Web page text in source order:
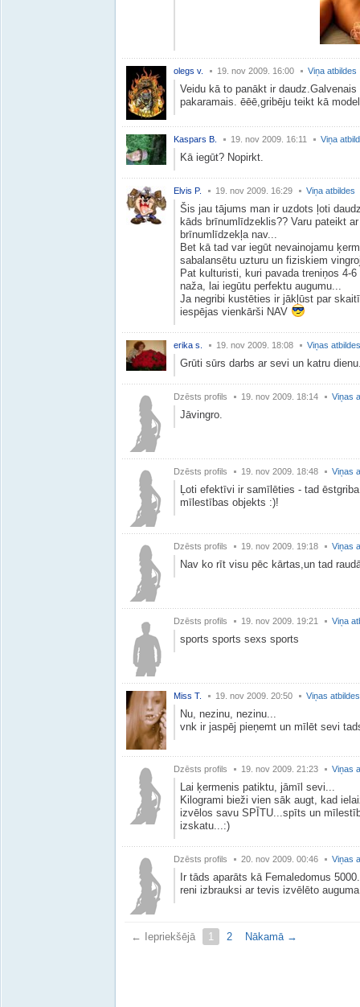
olegs v. 19. nov 2009. 16:00 Viņa atbildes
Veidu kā to panākt ir
pakaramais. ēēē,gribēju teikt kā
Kaspars B. 19. nov 2009. 16:11 Viņa
Kā iegūt? Nopirkt.
Elvis P. 19. nov 2009. 16:29 Viņa atbildes
Šis jau tājums man ir uzdots ļoti
kāds brīnumlīdzeklis?? Varu pateikt
brīnumlīdzekļa nav...
Bet kā tad var iegūt nevainojamu
sabalansētu uzturu un fiziskiem
Pat kulturisti, kuri pavada treniņos 4-
naža, lai iegūtu perfektu augumu...
Ja negribi kustēties ir jākļūst par
iespējas vienkārši NAV
erika s. 19. nov 2009. 18:08 Viņas atbildes
Grūti sūrs darbs ar sevi un katru
Dzēsts profils 19. nov 2009. 18:14 Viņas
Jāvingro.
Dzēsts profils 19. nov 2009. 18:48 Viņas
Ļoti efektīvi ir samīlēties - tad
mīlestības objekts :)!
Dzēsts profils 19. nov 2009. 19:18 Viņas
Nav ko rīt visu pēc kārtas,un tad
Dzēsts profils 19. nov 2009. 19:21 Viņa
sports sports sexs sports
Miss T. 19. nov 2009. 20:50 Viņas atbildes
Nu, nezinu, nezinu...
vnk ir jaspēj pieņemt un mīlēt sevi
Dzēsts profils 19. nov 2009. 21:23 Viņas
Lai ķermenis patiktu, jāmīl sevi...
Kilogrami bieži vien sāk augt, kad
izvēlos savu SPĪTU...spīts un
izskatu...:)
Dzēsts profils 20. nov 2009. 00:46 Viņas
Ir tāds aparāts kā Femaledomus
reni izbrauksi ar tevis izvēlēto
← Iepriekšējā 1 2 Nākamā →